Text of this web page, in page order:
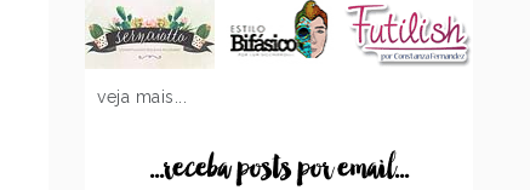
veja mais...
...receba posts por email...